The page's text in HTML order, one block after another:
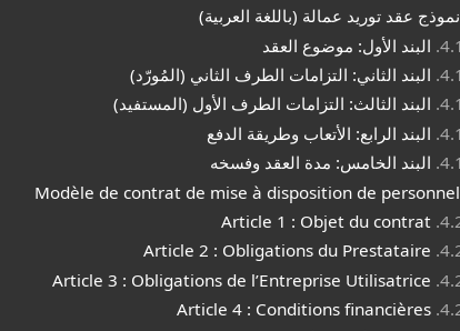
نموذج عقد توريد عمالة (باللغة العربية)
البند الأول: موضوع العقد
البند الثاني: التزامات الطرف الثاني (المُورّد)
البند الثالث: التزامات الطرف الأول (المستفيد)
البند الرابع: الأتعاب وطريقة الدفع
البند الخامس: مدة العقد وفسخه
Article 1 : Objet du contrat
Article 2 : Obligations du Prestataire
Article 3 : Obligations de l’Entreprise Utilisatrice
Article 4 : Conditions financières